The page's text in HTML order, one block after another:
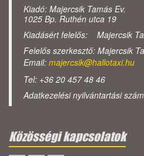
Kiadó: Majercsik Tamás Ev.
1025 Bp. Ruthén utca 19
Kiadásért felelős: Majercsik
Felelős szerkesztő: Majercsik
Email: majercsik@hallotaxi.hu
Tel: +36 20 457 48 46
Adatkezelési nyilvántartási
Közösségi kapcsolatok